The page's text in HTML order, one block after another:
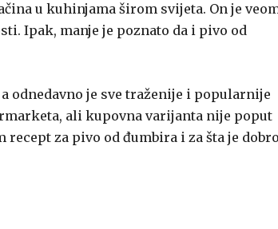
u kuhinjama širom svijeta. On je
Ipak, manje je poznato da i pivo od
odnedavno je sve traženije i popularnije
ali kupovna varijanta nije poput
za pivo od đumbira i za šta je